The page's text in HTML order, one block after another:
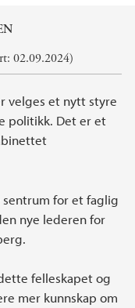
02.09.2024)
velges et nytt styre
politikk. Det er et
for et faglig
nye lederen for
felleskapet og
mer kunnskap om